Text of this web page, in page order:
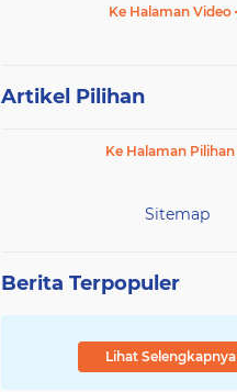
Ke Halaman Video
Artikel Pilihan
Ke Halaman Pilihan
Sitemap
Berita Terpopuler
Lihat Selengkapnya